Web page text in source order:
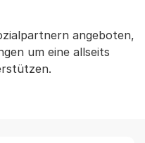
angeboten,
um eine allseits